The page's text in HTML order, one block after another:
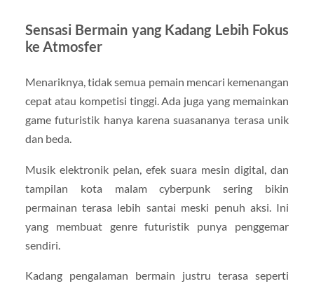
Sensasi Bermain yang Kadang Lebih Fokus
ke Atmosfer
Menariknya, tidak semua pemain mencari kemenangan
cepat atau kompetisi tinggi. Ada juga yang memainkan
game futuristik hanya karena suasananya terasa unik
dan beda.
Musik elektronik pelan, efek suara mesin digital, dan
tampilan kota malam cyberpunk sering bikin
permainan terasa lebih santai meski penuh aksi. Ini
yang membuat genre futuristik punya penggemar
sendiri.
Kadang pengalaman bermain justru terasa seperti